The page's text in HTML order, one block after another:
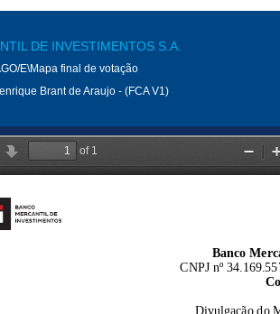
DE INVESTIMENTOS S.A.
E\Mapa final de votação
Brant de Araujo - (FCA V1)